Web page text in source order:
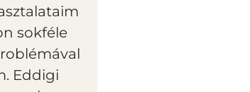
sokféle
Eddigi